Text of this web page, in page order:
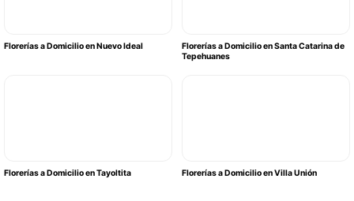
Florerías a Domicilio en Nuevo Ideal
Florerías a Domicilio en Santa Catarina de
Tepehuanes
Florerías a Domicilio en Tayoltita Florerías a Domicilio en Villa Unión